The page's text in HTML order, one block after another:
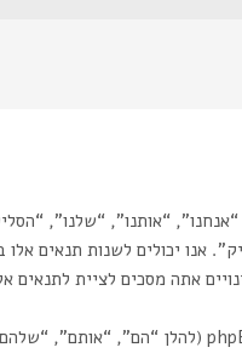
אנו יכולים לשנות תנאים אלו
אתה מסכים לציית לתנאים